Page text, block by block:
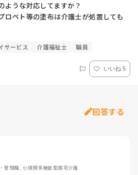
ような対応してますか？
ロペト等の塗布は介護士が処置しても
サービス 介護福祉士 職員
いいね 5
回答する
管理職, 小規模多機能型居宅介護